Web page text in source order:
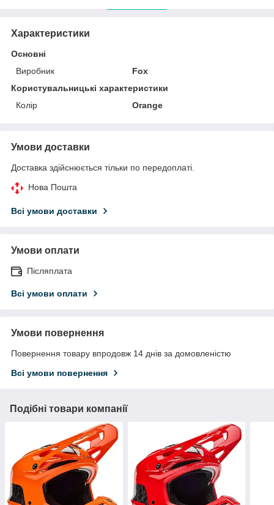
Характеристики
Основні
Виробник
Fox
Користувальницькі характеристики
Колір
Orange
Умови доставки
Доставка здійснюється тільки по передоплаті.
Нова Пошта
Всі умови доставки
Умови оплати
Післяплата
Всі умови оплати
Умови повернення
Повернення товару впродовж 14 днів за домовленістю
Всі умови повернення
Подібні товари компанії